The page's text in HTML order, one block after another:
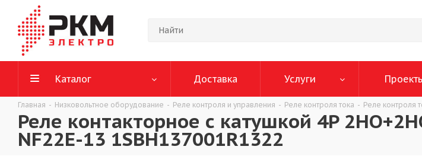
Каталог Доставка Услуги
Главная - Низковольтное оборудование - Реле контроля и управления - Реле контроля тока - Реле контроля
Реле контакторное с катушкой 4P
NF22E-13 1SBH137001R1322